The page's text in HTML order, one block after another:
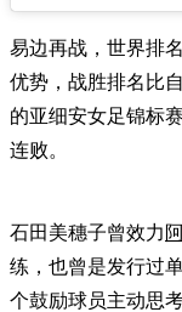
易边再战，世界排
优势，战胜排名比
的亚细安女足锦标
连败。
石田美穗子曾效力
练，也曾是发行过
个鼓励球员主动思